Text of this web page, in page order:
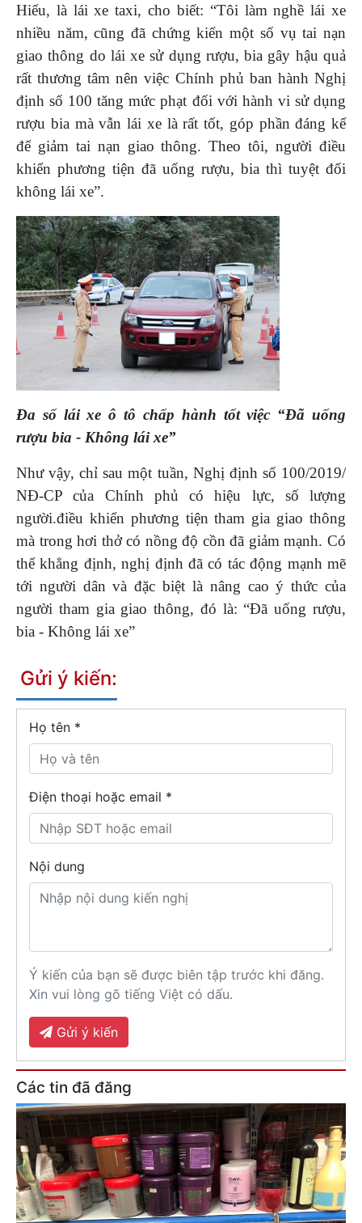
Hiếu, là lái xe taxi, cho biết: “Tôi làm nghề lái xe
nhiều năm, cũng đã chứng kiến một số vụ tai nạn
giao thông do lái xe sử dụng rượu, bia gây hậu quả
rất thương tâm nên việc Chính phủ ban hành Nghị
định số 100 tăng mức phạt đối với hành vi sử dụng
rượu bia mà vẫn lái xe là rất tốt, góp phần đáng kể
để giảm tai nạn giao thông. Theo tôi, người điều
khiển phương tiện đã uống rượu, bia thì tuyệt đối
không lái xe”.
Đa số lái xe ô tô chấp hành tốt việc “Đã uống
rượu bia - Không lái xe”
Như vậy, chỉ sau một tuần, Nghị định số 100/2019/
NĐ-CP của Chính phủ có hiệu lực, số lượng
người.điều khiển phương tiện tham gia giao thông
mà trong hơi thở có nồng độ cồn đã giảm mạnh. Có
thể khẳng định, nghị định đã có tác động mạnh mẽ
tới người dân và đặc biệt là nâng cao ý thức của
người tham gia giao thông, đó là: “Đã uống rượu,
bia - Không lái xe”
Gửi ý kiến:
Họ tên *
Điện thoại hoặc email *
Nội dung
Ý kiến của bạn sẽ được biên tập trước khi đăng.
Xin vui lòng gõ tiếng Việt có dấu.
Gửi ý kiến
Các tin đã đăng